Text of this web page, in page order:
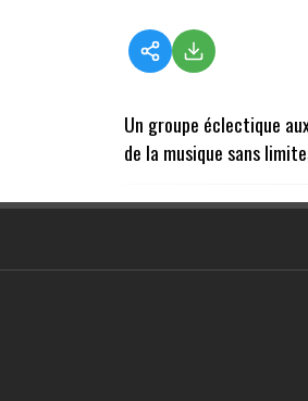
Un groupe éclectique
de la musique sans